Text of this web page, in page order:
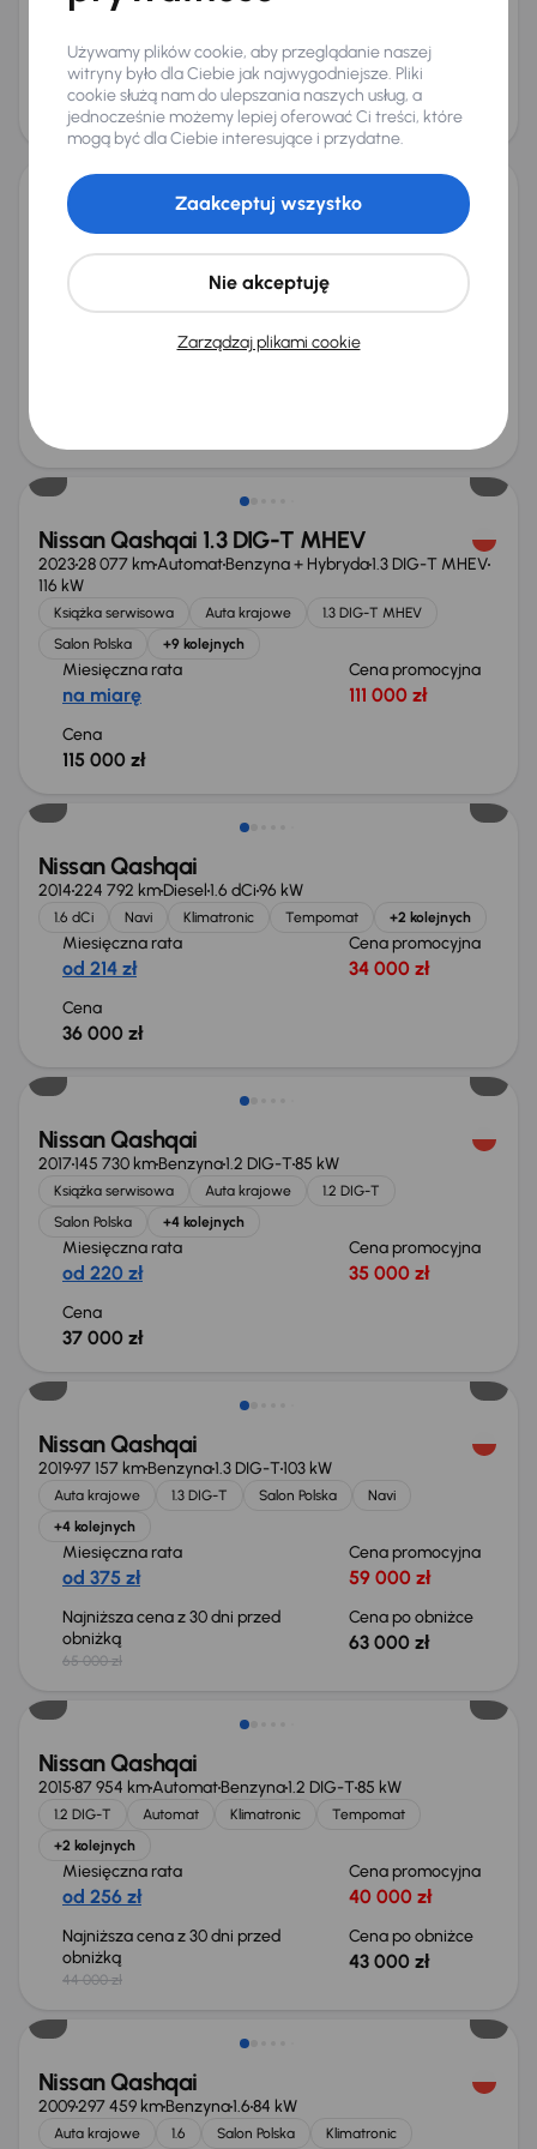
od 289 zł 45 500 zł
Cena
48 500 zł
Taniej o 1 500 zł
Nissan Qashqai
Od pierwszego właściciela
Książka serwisowa
Auta krajowe
44 500 zł
Możliwość odliczenia VAT
Nissan Qashqai 1.3 DIG-T MHEV
202328 077 kmAutomatBenzyna + Hybryda1.3 DIG-T MHEV
116 kW
Książka serwisowa Auta krajowe
1.3 DIG-T MHEV
Salon Polska
+9 kolejnych
Miesięczna rata
na miarę
Cena promocyjna
111 000 zł
Cena
115 000 zł
Nissan Qashqai
2014224 792 kmDiesel1.6 dCi96 kW
1.6 dCi Navi Klimatronic Tempomat +2 kolejnych
Miesięczna rata
od 214 zł
Cena promocyjna
34 000 zł
Cena
36 000 zł
Nissan Qashqai
2017145 730 kmBenzyna1.2 DIG-T85 kW
Książka serwisowa Auta krajowe
1.2 DIG-T
Salon Polska
+4 kolejnych
Miesięczna rata
od 220 zł
Cena promocyjna
35 000 zł
Cena
37 000 zł
Nissan Qashqai
201997 157 kmBenzyna1.3 DIG-T103 kW
Auta krajowe 1.3 DIG-T Salon Polska
Navi
+4 kolejnych
Miesięczna rata
od 375 zł
Cena promocyjna
59 000 zł
Najniższa cena z 30 dni przed
obniżką
65 000 zł
Cena po obniżce
63 000 zł
Taniej o 1 000 zł
Nissan Qashqai
201587 954 kmAutomatBenzyna1.2 DIG-T85 kW
1.2 DIG-T Automat Klimatronic
Tempomat
+2 kolejnych
Miesięczna rata
od 256 zł
Cena promocyjna
40 000 zł
Najniższa cena z 30 dni przed
obniżką
44 000 zł
Cena po obniżce
43 000 zł
Nissan Qashqai
2009297 459 kmBenzyna1.684 kW
Auta krajowe 1.6 Salon Polska Klimatronic
Używamy plików cookie, aby przeglądanie naszej
witryny było dla Ciebie jak najwygodniejsze. Pliki
cookie służą nam do ulepszania naszych usług, a
jednocześnie możemy lepiej oferować Ci treści, które
mogą być dla Ciebie interesujące i przydatne.
Zarządzaj plikami cookie
Nie akceptuję
Zaakceptuj wszystko